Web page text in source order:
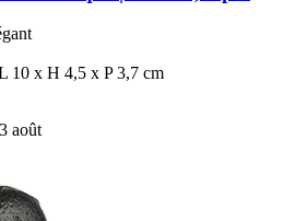
10 x H 4,5 x P 3,7 cm
août